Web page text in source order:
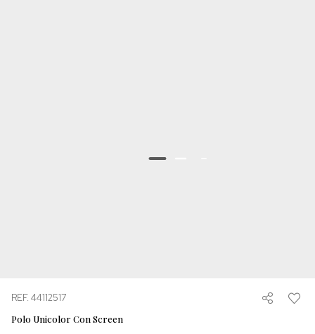
REF. 44112517
Polo Unicolor Con Screen